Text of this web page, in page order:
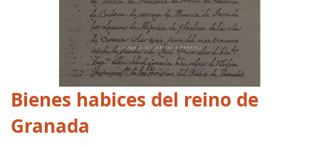
Skip
to
the
Bienes habices del reino de
Granada